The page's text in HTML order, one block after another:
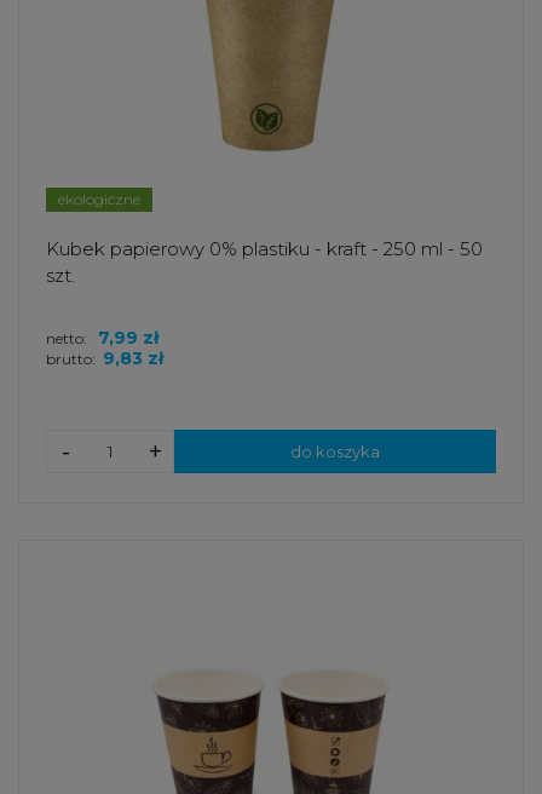
ekologiczne
Kubek papierowy 0% plastiku - kraft - 250 ml - 50
szt.
brutto: 9,83 zł
netto: 7,99 zł
+
- do koszyka